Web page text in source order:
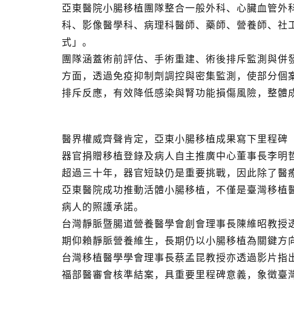
亞東醫院小腸移植團隊整合一般外科、心臟血管
科、影像醫學科、病理科醫師、藥師、營養師、
式」。
團隊涵蓋術前評估、手術重建、術後排斥監測與
方面，透過免疫抑制劑調控與密集監測，使部分
排斥反應，有效降低感染與腎功能損傷風險，整體
醫界權威齊聲肯定，亞東小腸移植成果寫下里程碑
器官捐贈移植登錄及病人自主推廣中心董事長李
超過三十年，器官短缺仍是重要挑戰，因此除了
亞東醫院成功推動活體小腸移植，不僅是臺灣移
病人的照護承諾。
台灣靜脈暨腸道營養醫學會創會理事長陳維昭教
期仰賴靜脈營養維生，長期仍以小腸移植為關鍵方
台灣移植醫學學會理事長蔡孟昆教授亦透過影片
福部醫審會核準結案，具重要里程碑意義，象徵臺